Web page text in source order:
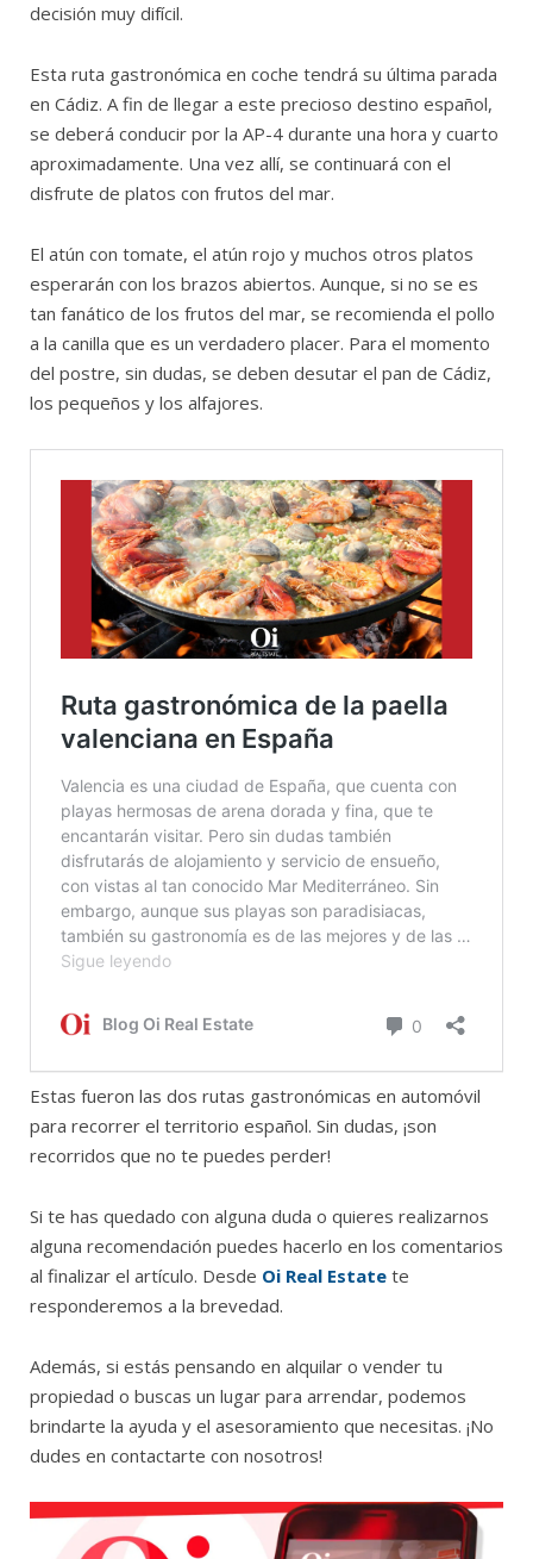
decisión muy difícil.
Esta ruta gastronómica en coche tendrá su última parada
en Cádiz. A fin de llegar a este precioso destino español,
se deberá conducir por la AP-4 durante una hora y cuarto
aproximadamente. Una vez allí, se continuará con el
disfrute de platos con frutos del mar.
El atún con tomate, el atún rojo y muchos otros platos
esperarán con los brazos abiertos. Aunque, si no se es
tan fanático de los frutos del mar, se recomienda el pollo
a la canilla que es un verdadero placer. Para el momento
del postre, sin dudas, se deben desutar el pan de Cádiz,
los pequeños y los alfajores.
Estas fueron las dos rutas gastronómicas en automóvil
para recorrer el territorio español. Sin dudas, ¡son
recorridos que no te puedes perder!
Si te has quedado con alguna duda o quieres realizarnos
alguna recomendación puedes hacerlo en los comentarios
al finalizar el artículo. Desde Oi Real Estate te
responderemos a la brevedad.
Además, si estás pensando en alquilar o vender tu
propiedad o buscas un lugar para arrendar, podemos
brindarte la ayuda y el asesoramiento que necesitas. ¡No
dudes en contactarte con nosotros!